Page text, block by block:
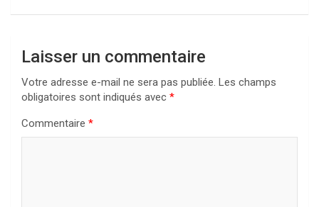
Laisser un commentaire
Votre adresse e-mail ne sera pas publiée. Les champs
obligatoires sont indiqués avec *
Commentaire *